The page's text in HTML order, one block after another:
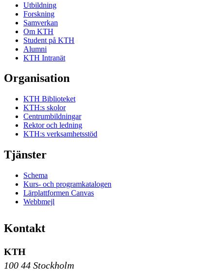
Utbildning
Forskning
Samverkan
Om KTH
Student på KTH
Alumni
KTH Intranät
Organisation
KTH Biblioteket
KTH:s skolor
Centrumbildningar
Rektor och ledning
KTH:s verksamhetsstöd
Tjänster
Schema
Kurs- och programkatalogen
Lärplattformen Canvas
Webbmejl
Kontakt
KTH
100 44 Stockholm